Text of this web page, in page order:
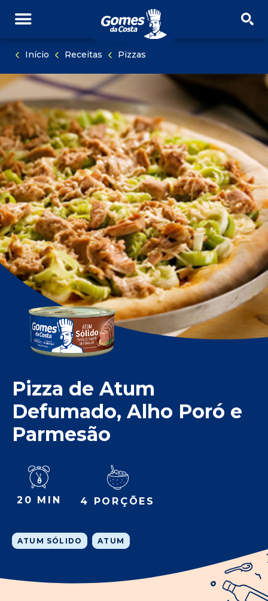
PULE PARA O CONTEÚDO
Início Receitas Pizzas
Pizza de Atum
Defumado, Alho Poró e
Parmesão
20 MIN 4 PORÇÕES
ATUM SÓLIDO ATUM